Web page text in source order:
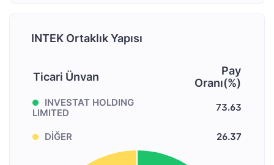
INTEK Ortaklık Yapısı
Ticari Ünvan
Pay
Oranı(%)
INVESTAT HOLDING
LIMITED
73.63
DİĞER 26.37